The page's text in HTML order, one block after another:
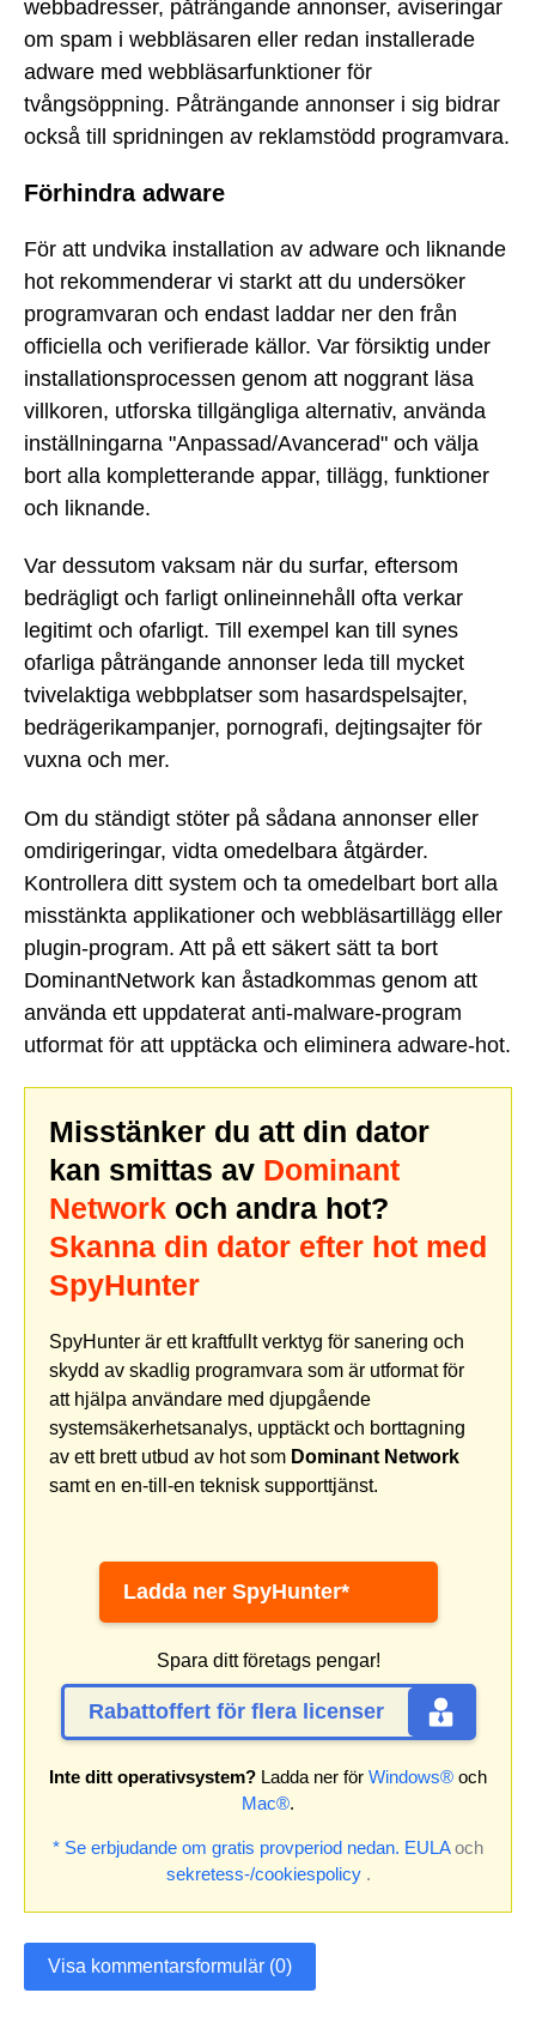
webbadresser, påträngande annonser, aviseringar
om spam i webbläsaren eller redan installerade
adware med webbläsarfunktioner för
tvångsöppning. Påträngande annonser i sig bidrar
också till spridningen av reklamstödd programvara.
Förhindra adware
För att undvika installation av adware och liknande
hot rekommenderar vi starkt att du undersöker
programvaran och endast laddar ner den från
officiella och verifierade källor. Var försiktig under
installationsprocessen genom att noggrant läsa
villkoren, utforska tillgängliga alternativ, använda
inställningarna "Anpassad/Avancerad" och välja
bort alla kompletterande appar, tillägg, funktioner
och liknande.
Var dessutom vaksam när du surfar, eftersom
bedrägligt och farligt onlineinnehåll ofta verkar
legitimt och ofarligt. Till exempel kan till synes
ofarliga påträngande annonser leda till mycket
tvivelaktiga webbplatser som hasardspelsajter,
bedrägerikampanjer, pornografi, dejtingsajter för
vuxna och mer.
Om du ständigt stöter på sådana annonser eller
omdirigeringar, vidta omedelbara åtgärder.
Kontrollera ditt system och ta omedelbart bort alla
misstänkta applikationer och webbläsartillägg eller
plugin-program. Att på ett säkert sätt ta bort
DominantNetwork kan åstadkommas genom att
använda ett uppdaterat anti-malware-program
utformat för att upptäcka och eliminera adware-hot.
Misstänker du att din dator
kan smittas av Dominant
Network och andra hot?
Skanna din dator efter hot med
SpyHunter
SpyHunter är ett kraftfullt verktyg för sanering och
skydd av skadlig programvara som är utformat för
att hjälpa användare med djupgående
systemsäkerhetsanalys, upptäckt och borttagning
av ett brett utbud av hot som Dominant Network
samt en en-till-en teknisk supporttjänst.
Ladda ner SpyHunter*
Spara ditt företags pengar!
Rabattoffert för flera licenser
Inte ditt operativsystem? Ladda ner för Windows® och
Mac®.
* Se erbjudande om gratis provperiod nedan. EULAoch
sekretess-/cookiespolicy.
Visa kommentarsformulär (0)